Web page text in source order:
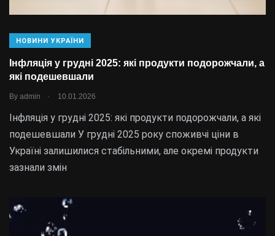
НОВИНИ УКРАЇНИ
Інфляція у грудні 2025: які продукти подорожчали, а
які подешевшали
By admin 10.01.2026
Інфляція у грудні 2025: які продукти подорожчали, а які
подешевшали У грудні 2025 року споживчі ціни в
Україні залишилися стабільними, але окремі продукти
зазнали змін